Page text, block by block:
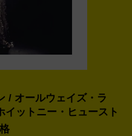
/ オールウェイズ・ラ
イットニー・ヒュースト